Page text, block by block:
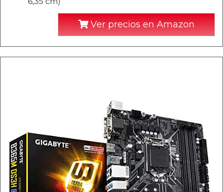
Ver precios en Amazon